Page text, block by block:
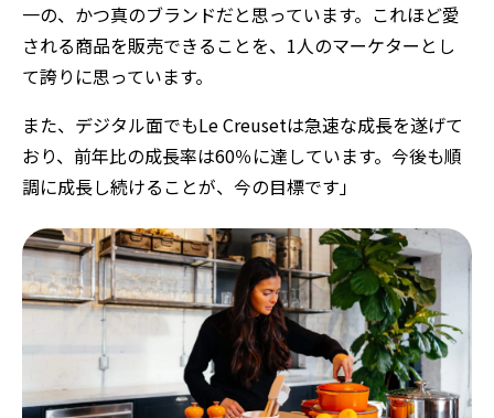
一の、かつ真のブランドだと思っています。これほど愛
される商品を販売できることを、1人のマーケターとし
て誇りに思っています。
また、デジタル面でもLe Creusetは急速な成長を遂げて
おり、前年比の成長率は60％に達しています。今後も順
調に成長し続けることが、今の目標です」